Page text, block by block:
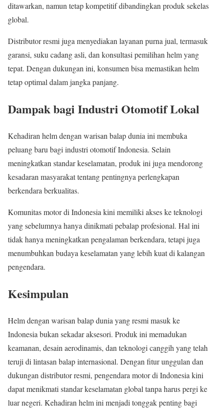
ditawarkan, namun tetap kompetitif dibandingkan produk sekelas
global.
Distributor resmi juga menyediakan layanan purna jual, termasuk
garansi, suku cadang asli, dan konsultasi pemilihan helm yang
tepat. Dengan dukungan ini, konsumen bisa memastikan helm
tetap optimal dalam jangka panjang.
Dampak bagi Industri Otomotif Lokal
Kehadiran helm dengan warisan balap dunia ini membuka
peluang baru bagi industri otomotif Indonesia. Selain
meningkatkan standar keselamatan, produk ini juga mendorong
kesadaran masyarakat tentang pentingnya perlengkapan
berkendara berkualitas.
Komunitas motor di Indonesia kini memiliki akses ke teknologi
yang sebelumnya hanya dinikmati pebalap profesional. Hal ini
tidak hanya meningkatkan pengalaman berkendara, tetapi juga
menumbuhkan budaya keselamatan yang lebih kuat di kalangan
pengendara.
Kesimpulan
Helm dengan warisan balap dunia yang resmi masuk ke
Indonesia bukan sekadar aksesori. Produk ini memadukan
keamanan, desain aerodinamis, dan teknologi canggih yang telah
teruji di lintasan balap internasional. Dengan fitur unggulan dan
dukungan distributor resmi, pengendara motor di Indonesia kini
dapat menikmati standar keselamatan global tanpa harus pergi ke
luar negeri. Kehadiran helm ini menjadi tonggak penting bagi